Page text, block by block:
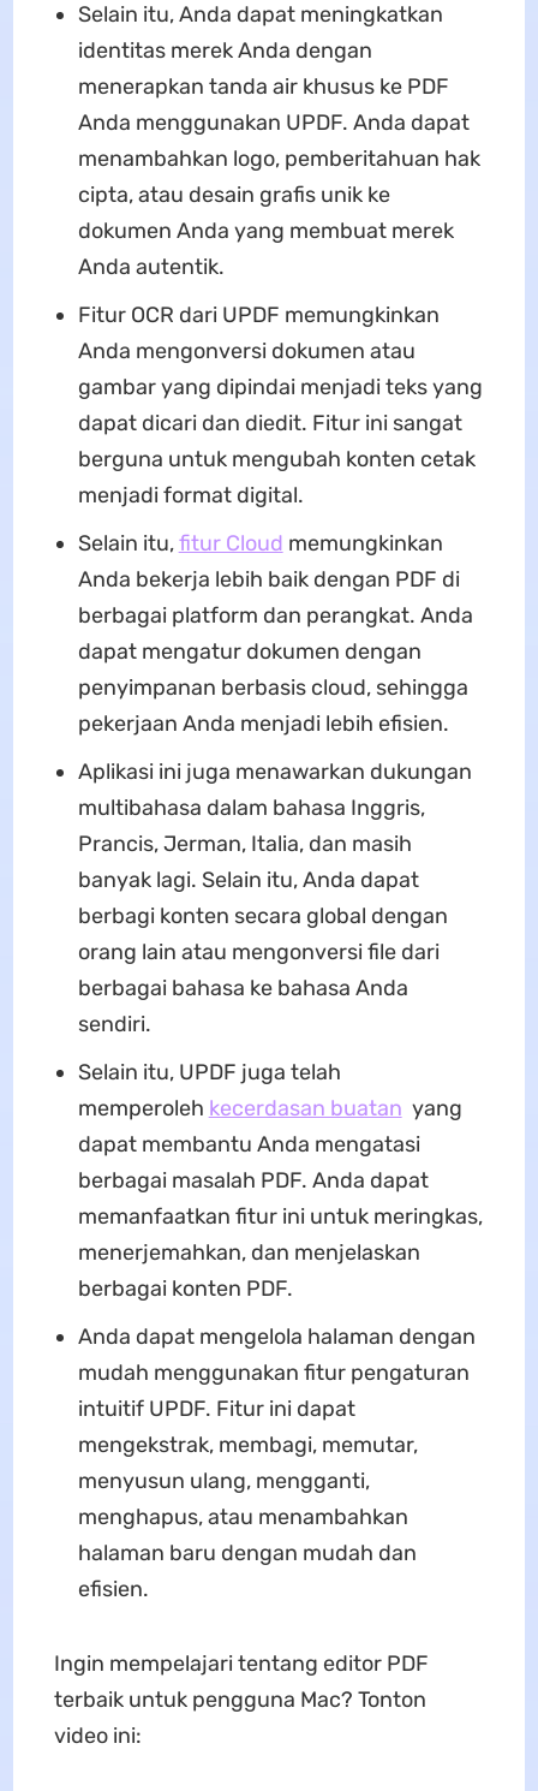
Selain itu, Anda dapat meningkatkan
identitas merek Anda dengan
menerapkan tanda air khusus ke PDF
Anda menggunakan UPDF. Anda dapat
menambahkan logo, pemberitahuan hak
cipta, atau desain grafis unik ke
dokumen Anda yang membuat merek
Anda autentik.
Fitur OCR dari UPDF memungkinkan
Anda mengonversi dokumen atau
gambar yang dipindai menjadi teks yang
dapat dicari dan diedit. Fitur ini sangat
berguna untuk mengubah konten cetak
menjadi format digital.
Selain itu,fitur Cloud memungkinkan
Anda bekerja lebih baik dengan PDF di
berbagai platform dan perangkat. Anda
dapat mengatur dokumen dengan
penyimpanan berbasis cloud, sehingga
pekerjaan Anda menjadi lebih efisien.
Aplikasi ini juga menawarkan dukungan
multibahasa dalam bahasa Inggris,
Prancis, Jerman, Italia, dan masih
banyak lagi. Selain itu, Anda dapat
berbagi konten secara global dengan
orang lain atau mengonversi file dari
berbagai bahasa ke bahasa Anda
sendiri.
Selain itu, UPDF juga telah
memperoleh kecerdasan buatan yang
dapat membantu Anda mengatasi
berbagai masalah PDF. Anda dapat
memanfaatkan fitur ini untuk meringkas,
menerjemahkan, dan menjelaskan
berbagai konten PDF.
Anda dapat mengelola halaman dengan
mudah menggunakan fitur pengaturan
intuitif UPDF. Fitur ini dapat
mengekstrak, membagi, memutar,
menyusun ulang, mengganti,
menghapus, atau menambahkan
halaman baru dengan mudah dan
efisien.
Ingin mempelajari tentang editor PDF
terbaik untuk pengguna Mac? Tonton
video ini: